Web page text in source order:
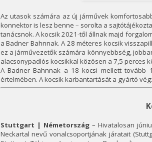
Az utasok számára az új járművek
konnektor is lesz benne – sorolta a
tanácsnok. A kocsik 2021-től állnak majd
a Badner Bahnnak. A 28 méteres kocsik
ez a járművezetők számára könnyebbség,
alacsonypadlós kocsikkal közösen a 7,5 perces
A Badner Bahnnak a 18 kocsi mellett tovább
értelmében. A kocsik karbantartását a gyártó
Stuttgart | Németország– Hivatalosan
Neckartal nevű vonalcsoportjának járatait